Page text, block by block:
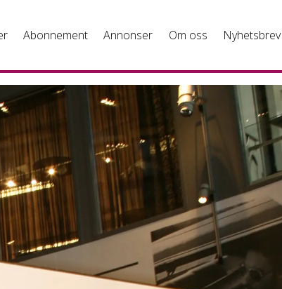
Abonnement Annonser Om oss Nyhetsbrev